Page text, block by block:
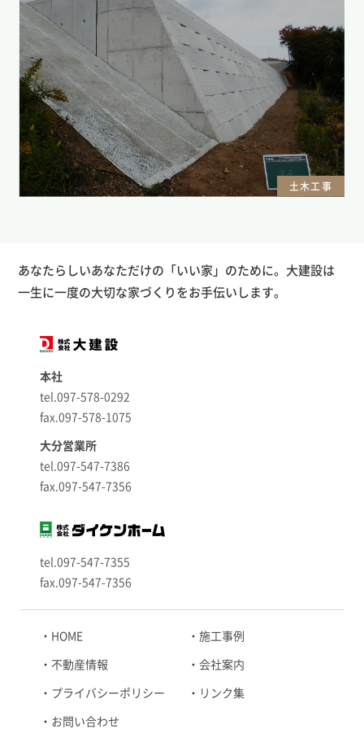
土木工事
あなたらしいあなただけの「いい家」のために。大建設は
一生に一度の大切な家づくりをお手伝いします。
本社
tel.097-578-0292
fax.097-578-1075
大分営業所
tel.097-547-7386
fax.097-547-7356
tel.097-547-7355
fax.097-547-7356
HOME 施工事例
不動産情報 会社案内
プライバシーポリシー リンク集
お問い合わせ